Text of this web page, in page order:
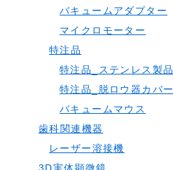
バキュームアダプター
マイクロモーター
特注品
特注品_ステンレス製品
特注品_脱ロウ器カバー
バキュームマウス
歯科関連機器
レーザー溶接機